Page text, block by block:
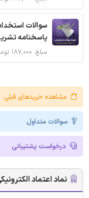
سوالات
پاسخنامه
مبلغ: ۱۸۷,۰۰۰ تومان
مشاهده خریدهای قبلی
سوالات متداول
درخواست پشتیبانی
نماد اعتماد